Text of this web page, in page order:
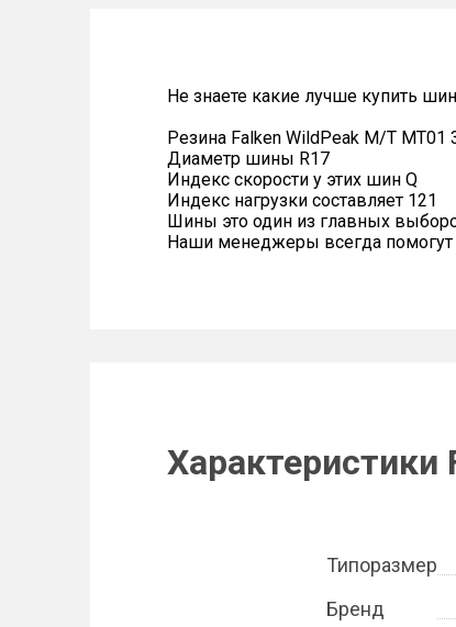
Не знаете какие лучше купить
Резина Falken WildPeak M/T MT01
Диаметр шины R17
Индекс скорости у этих шин Q
Индекс нагрузки составляет 121
Шины это один из главных
Наши менеджеры всегда помогут
Характеристики
Типоразмер
Бренд